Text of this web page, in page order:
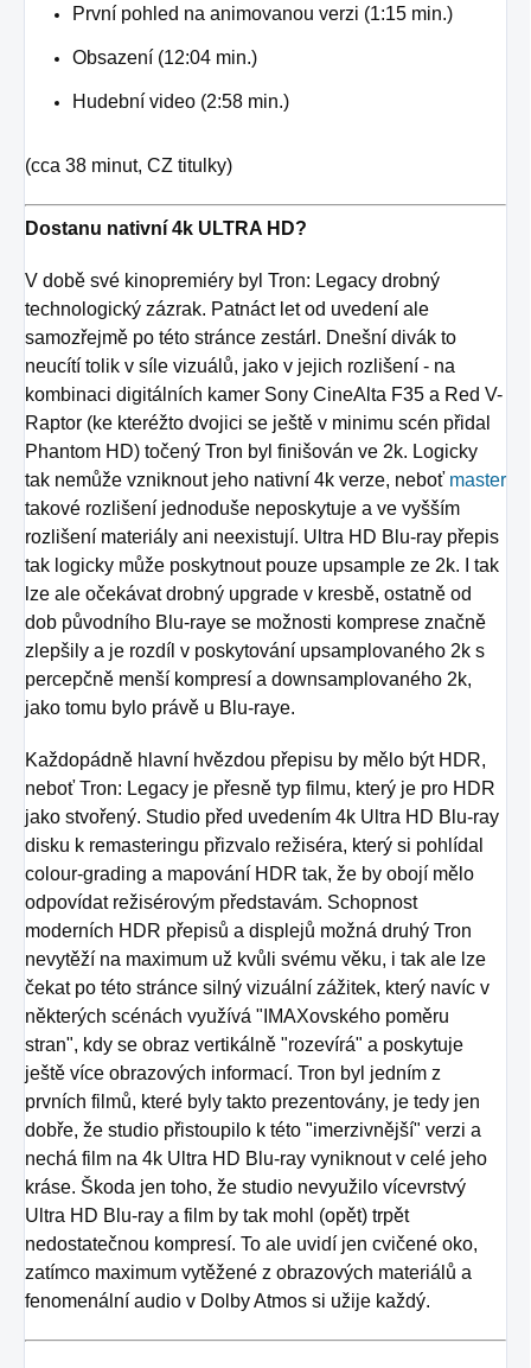
První pohled na animovanou verzi (1:15 min.)
Obsazení (12:04 min.)
Hudební video (2:58 min.)
(cca 38 minut, CZ titulky)
Dostanu nativní 4k ULTRA HD?
V době své kinopremiéry byl Tron: Legacy drobný
technologický zázrak. Patnáct let od uvedení ale
samozřejmě po této stránce zestárl. Dnešní divák to
neucítí tolik v síle vizuálů, jako v jejich rozlišení - na
kombinaci digitálních kamer Sony CineAlta F35 a Red V-
Raptor (ke kteréžto dvojici se ještě v minimu scén přidal
Phantom HD) točený Tron byl finišován ve 2k. Logicky
tak nemůže vzniknout jeho nativní 4k verze, neboť master
takové rozlišení jednoduše neposkytuje a ve vyšším
rozlišení materiály ani neexistují. Ultra HD Blu-ray přepis
tak logicky může poskytnout pouze upsample ze 2k. I tak
lze ale očekávat drobný upgrade v kresbě, ostatně od
dob původního Blu-raye se možnosti komprese značně
zlepšily a je rozdíl v poskytování upsamplovaného 2k s
percepčně menší kompresí a downsamplovaného 2k,
jako tomu bylo právě u Blu-raye.
Každopádně hlavní hvězdou přepisu by mělo být HDR,
neboť Tron: Legacy je přesně typ filmu, který je pro HDR
jako stvořený. Studio před uvedením 4k Ultra HD Blu-ray
disku k remasteringu přizvalo režiséra, který si pohlídal
colour-grading a mapování HDR tak, že by obojí mělo
odpovídat režisérovým představám. Schopnost
moderních HDR přepisů a displejů možná druhý Tron
nevytěží na maximum už kvůli svému věku, i tak ale lze
čekat po této stránce silný vizuální zážitek, který navíc v
některých scénách využívá "IMAXovského poměru
stran", kdy se obraz vertikálně "rozevírá" a poskytuje
ještě více obrazových informací. Tron byl jedním z
prvních filmů, které byly takto prezentovány, je tedy jen
dobře, že studio přistoupilo k této "imerzivnější" verzi a
nechá film na 4k Ultra HD Blu-ray vyniknout v celé jeho
kráse. Škoda jen toho, že studio nevyužilo vícevrstvý
Ultra HD Blu-ray a film by tak mohl (opět) trpět
nedostatečnou kompresí. To ale uvidí jen cvičené oko,
zatímco maximum vytěžené z obrazových materiálů a
fenomenální audio v Dolby Atmos si užije každý.